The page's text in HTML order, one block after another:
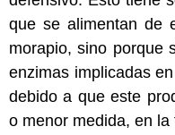
que se alimentan de
morapio, sino porque
enzimas implicadas
debido a que este
o menor medida, en